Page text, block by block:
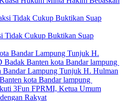
Tidak Cukup Buktikan Suap
Bandar Lampung Tunjuk H. Hulman
kota Bandar lampung